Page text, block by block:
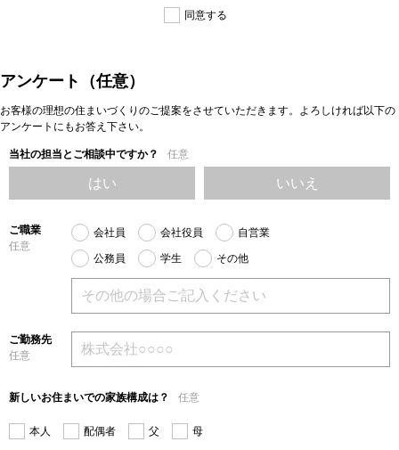
同意する
アンケート（任意）
お客様の理想の住まいづくりのご提案をさせていただきます。よろしければ以下の
アンケートにもお答え下さい。
当社の担当とご相談中ですか？ 任意
はい いいえ
ご職業
任意
会社員 会社役員 自営業
公務員 学生 その他
ご勤務先
任意
新しいお住まいでの家族構成は？ 任意
本人 配偶者 父 母